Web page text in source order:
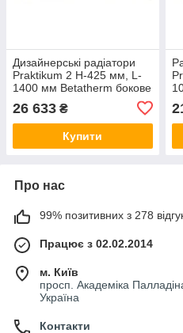
Дизайнерські радіатори
Praktikum 2 H-425 мм, L-
1400 мм Betatherm бокове
26 633 ₴
Купити
Про нас
99% позитивних з 278
Працює з 02.02.2014
м. Київ
просп. Академіка
Україна
Контакти